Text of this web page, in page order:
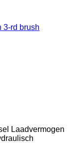
3-rd brush
Laadvermogen